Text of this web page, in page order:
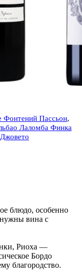
Фонтений Пассьон,
Лаломба Финка
блюдо, особенно
нужны вина с
Риоха —
Бордо
благородство.